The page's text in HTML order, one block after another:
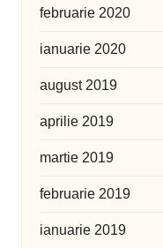
februarie 2020
ianuarie 2020
august 2019
aprilie 2019
martie 2019
februarie 2019
ianuarie 2019